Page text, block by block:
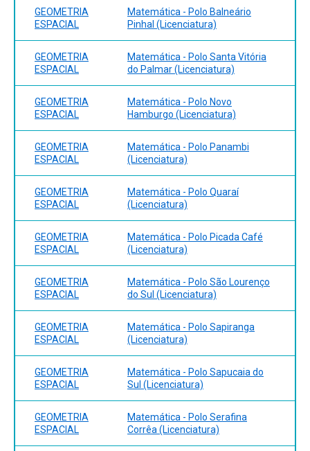
GEOMETRIA
ESPACIAL
Matemática - Polo Balneário
Pinhal (Licenciatura)
GEOMETRIA
ESPACIAL
Matemática - Polo Santa Vitória
do Palmar (Licenciatura)
GEOMETRIA
ESPACIAL
Matemática - Polo Novo
Hamburgo (Licenciatura)
GEOMETRIA
ESPACIAL
Matemática - Polo Panambi
(Licenciatura)
GEOMETRIA
ESPACIAL
Matemática - Polo Quaraí
(Licenciatura)
GEOMETRIA
ESPACIAL
Matemática - Polo Picada Café
(Licenciatura)
GEOMETRIA
ESPACIAL
Matemática - Polo São Lourenço
do Sul (Licenciatura)
GEOMETRIA
ESPACIAL
Matemática - Polo Sapiranga
(Licenciatura)
GEOMETRIA
ESPACIAL
Matemática - Polo Sapucaia do
Sul (Licenciatura)
GEOMETRIA
ESPACIAL
Matemática - Polo Serafina
Corrêa (Licenciatura)